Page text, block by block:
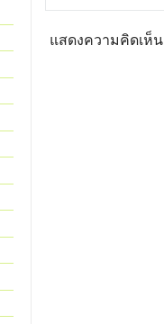
แสดงความคิดเห็น